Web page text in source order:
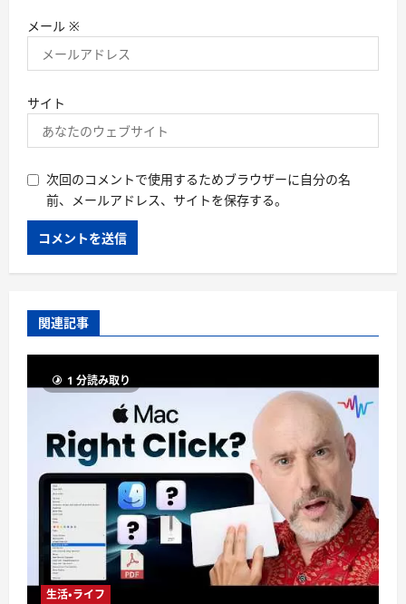
メール ※
サイト
次回のコメントで使用するためブラウザーに自分の名
前、メールアドレス、サイトを保存する。
関連記事
1 分読み取り
生活・ライフ